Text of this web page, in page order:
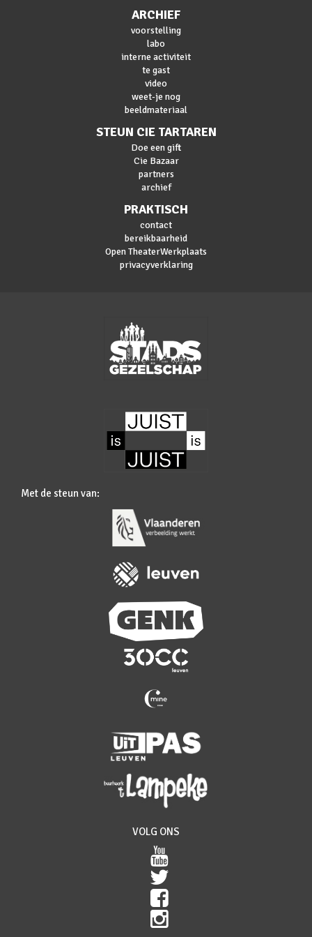
ARCHIEF
voorstelling
labo
interne activiteit
te gast
video
weet-je nog
beeldmateriaal
STEUN CIE TARTAREN
Doe een gift
Cie Bazaar
partners
archief
PRAKTISCH
contact
bereikbaarheid
Open TheaterWerkplaats
privacyverklaring
Met de steun van:
VOLG ONS